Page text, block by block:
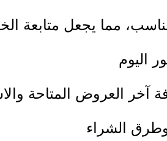
مما يجعل متابعة
اليوم
العروض المتاحة
الشراء